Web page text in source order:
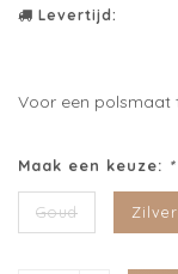
Levertijd:
Voor een polsmaat
Maak een keuze: *
Goud Zilver